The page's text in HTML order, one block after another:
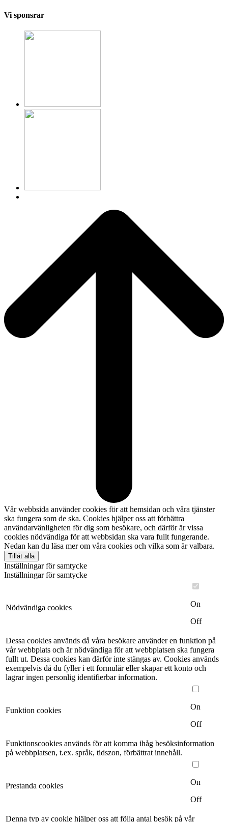
Vi sponsrar
Vår webbsida använder cookies för att hemsidan och våra tjänster
ska fungera som de ska. Cookies hjälper oss att förbättra
användarvänligheten för dig som besökare, och därför är vissa
cookies nödvändiga för att webbsidan ska vara fullt fungerande.
Nedan kan du läsa mer om våra cookies och vilka som är valbara.
Tillåt alla
Inställningar för samtycke
Inställningar för samtycke
Nödvändiga cookies
On
Off
Dessa cookies används då våra besökare använder en funktion på
vår webbplats och är nödvändiga för att webbplatsen ska fungera
fullt ut. Dessa cookies kan därför inte stängas av. Cookies används
exempelvis då du fyller i ett formulär eller skapar ett konto och
lagrar ingen personlig identifierbar information.
Funktion cookies
On
Off
Funktionscookies används för att komma ihåg besöksinformation
på webbplatsen, t.ex. språk, tidszon, förbättrat innehåll.
Prestanda cookies
On
Off
Denna typ av cookie hjälper oss att följa antal besök på vår